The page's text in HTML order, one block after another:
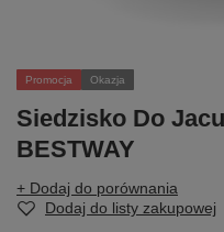
Promocja Okazja
Siedzisko Do
BESTWAY
+ Dodaj do porównania
Dodaj do listy zakupowej